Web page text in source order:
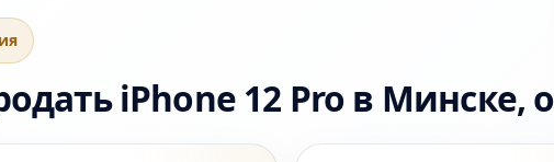
iPhone 12 Pro в Минске,